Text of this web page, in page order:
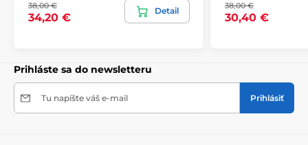
pozrieť presný náhľad. Každá tapeta sa skladá z pásov
širokých 49 cm.
38,00 €
34,20 €
Detail 38,00 €
30,40 €
Prihláste sa do newsletteru
Tu napíšte váš e-mail Prihlásiť